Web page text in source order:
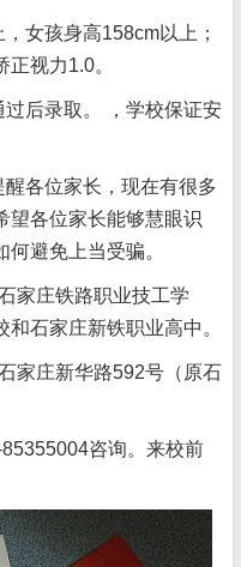
女孩身高158cm以上；
视力1.0。
后录取。 ，学校保证安
各位家长，现在有很多
望各位家长能够慧眼识
避免上当受骗。
家庄铁路职业技工学
石家庄新铁职业高中。
家庄新华路592号（原石
咨询。来校前